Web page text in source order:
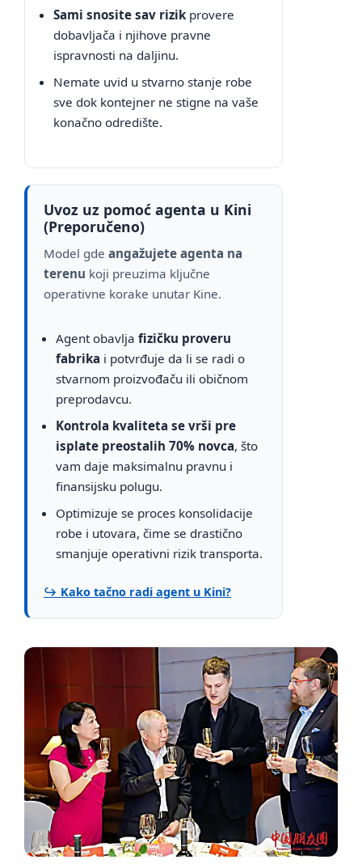
Sami snosite sav rizikprovere
dobavljača i njihove pravne
ispravnosti na daljinu.
Nemate uvid u stvarno stanje robe
sve dok kontejner ne stigne na vaše
konačno odredište.
Uvoz uz pomoć agenta u Kini
(Preporučeno)
Model gde angažujete agenta na
terenu koji preuzima ključne
operativne korake unutar Kine.
Agent obavlja fizičku proveru
fabrika i potvrđuje da li se radi o
stvarnom proizvođaču ili običnom
preprodavcu.
Kontrola kvaliteta se vrši pre
isplate preostalih 70% novca, što
vam daje maksimalnu pravnu i
finansijsku polugu.
Optimizuje se proces konsolidacije
robe i utovara, čime se drastično
smanjuje operativni rizik transporta.
↪ Kako tačno radi agent u Kini?